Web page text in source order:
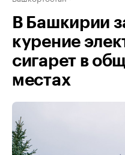
В Башкирии
курение
сигарет в
местах